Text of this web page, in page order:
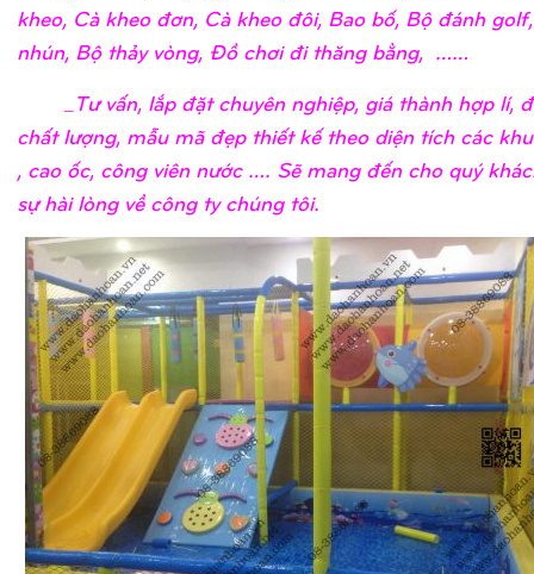
kheo, Cà kheo đơn, Cà kheo đôi, Bao bố, Bộ đánh
nhún, Bộ thảy vòng, Đồ chơi đi thăng bằng, ……
_Tư vấn, lắp đặt chuyên nghiệp, giá thành hợp lí,
chất lượng, mẫu mã đẹp thiết kế theo diện tích các
, cao ốc, công viên nước …. Sẽ mang đến cho quý
sự hài lòng về công ty chúng tôi.